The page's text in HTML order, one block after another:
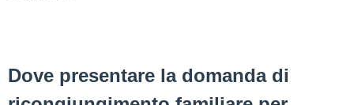
Dove presentare la domanda di